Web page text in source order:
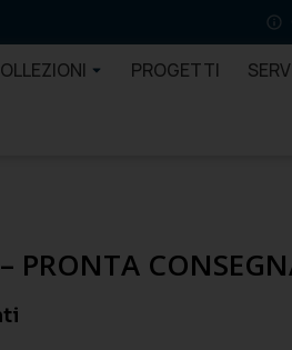
PROGETTI
PRONTA